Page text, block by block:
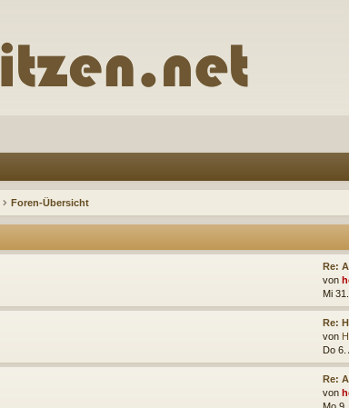
Foren-Übersicht
Re:
von
Mi
Re:
von
Do 6.
Re:
von